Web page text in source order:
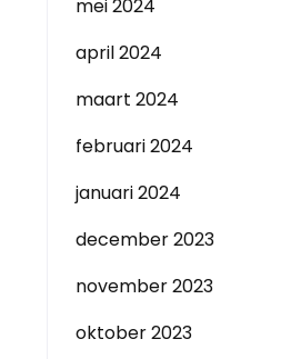
mei 2024
april 2024
maart 2024
februari 2024
januari 2024
december 2023
november 2023
oktober 2023